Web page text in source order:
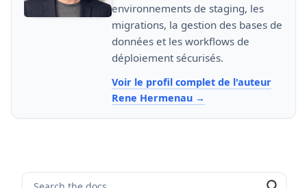
environnements de staging, les
migrations, la gestion des bases de
données et les workflows de
déploiement sécurisés.
Voir le profil complet de l'auteur
Rene Hermenau